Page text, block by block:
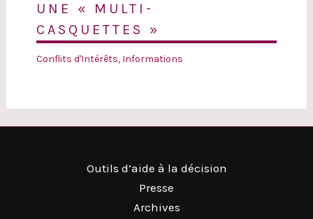
UNE « MULTI-
CASQUETTES »
Conflits d'Intérêts, Informations
Outils d’aide à la décision
Presse
Archives